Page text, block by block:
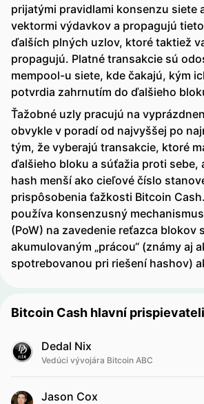
prijatými pravidlami konsenzu siete
vektormi výdavkov a propagujú
ďalších plných uzlov, ktoré taktiež
propagujú. Platné transakcie sú
mempool-u siete, kde čakajú, kým
potvrdia zahrnutím do ďalšieho
Ťažobné uzly pracujú na
obvykle v poradí od najvyššej po
tým, že vyberajú transakcie, ktoré
ďalšieho bloku a súťažia proti sebe,
hash menší ako cieľové číslo
prispôsobenia ťažkosti Bitcoin
používa konsenzusný
(PoW) na zavedenie reťazca blokov
akumulovaným „prácou“ (známy aj
spotrebovanou pri riešení hashov)
Bitcoin Cash hlavní
Dedal Nix
Vedúci vývojára Bitcoin ABC
Jason Cox